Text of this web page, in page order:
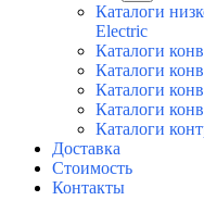
Каталоги
Electric
Каталоги
Каталоги
Каталоги
Каталоги
Каталоги
Доставка
Стоимость
Контакты